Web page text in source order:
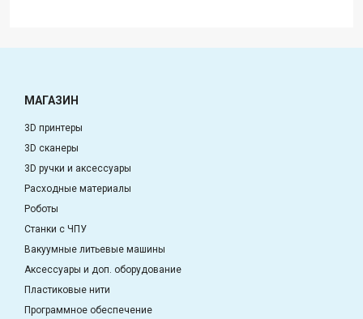
МАГАЗИН
3D принтеры
3D сканеры
3D ручки и аксессуары
Расходные материалы
Роботы
Станки с ЧПУ
Вакуумные литьевые машины
Аксессуары и доп. оборудование
Пластиковые нити
Программное обеспечение